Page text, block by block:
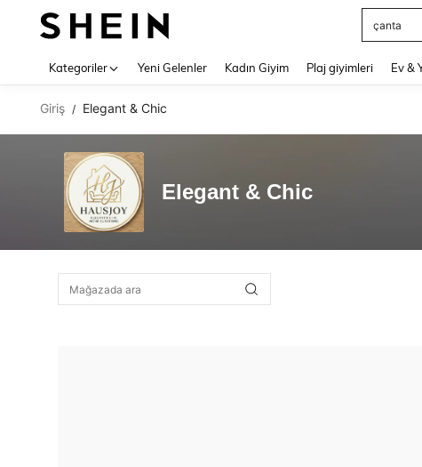
çanta
Kategoriler Yeni Gelenler Kadın Giyim Plaj giyimleri Ev &
Giriş / Elegant & Chic
Elegant & Chic